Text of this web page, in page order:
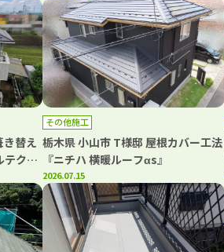
き替え
テクト
その他施工
栃木県 小山市 T様邸 屋根カバー工法
『ニチハ 横暖ルーフαs』
2026.07.15